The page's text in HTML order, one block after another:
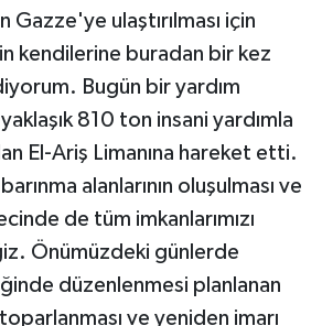
Gazze'ye ulaştırılması için
kendilerine buradan bir kez
Bugün bir yardım
810 ton insani yardımla
El-Ariş Limanına hareket etti.
alanlarının oluşulması ve
de tüm imkanlarımızı
Önümüzdeki günlerde
düzenlenmesi planlanan
ve yeniden imarı